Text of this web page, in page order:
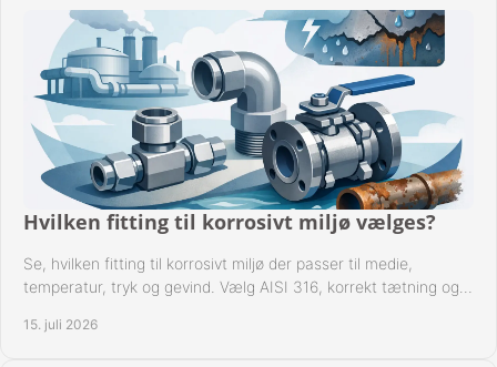
Hvilken fitting til korrosivt miljø vælges?
Se, hvilken fitting til korrosivt miljø der passer til medie,
temperatur, tryk og gevind. Vælg AISI 316, korrekt tætning og
15. juli 2026